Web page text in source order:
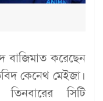
বাজিমাত করেছেন
কেনেথ মেইজা।
সিটি